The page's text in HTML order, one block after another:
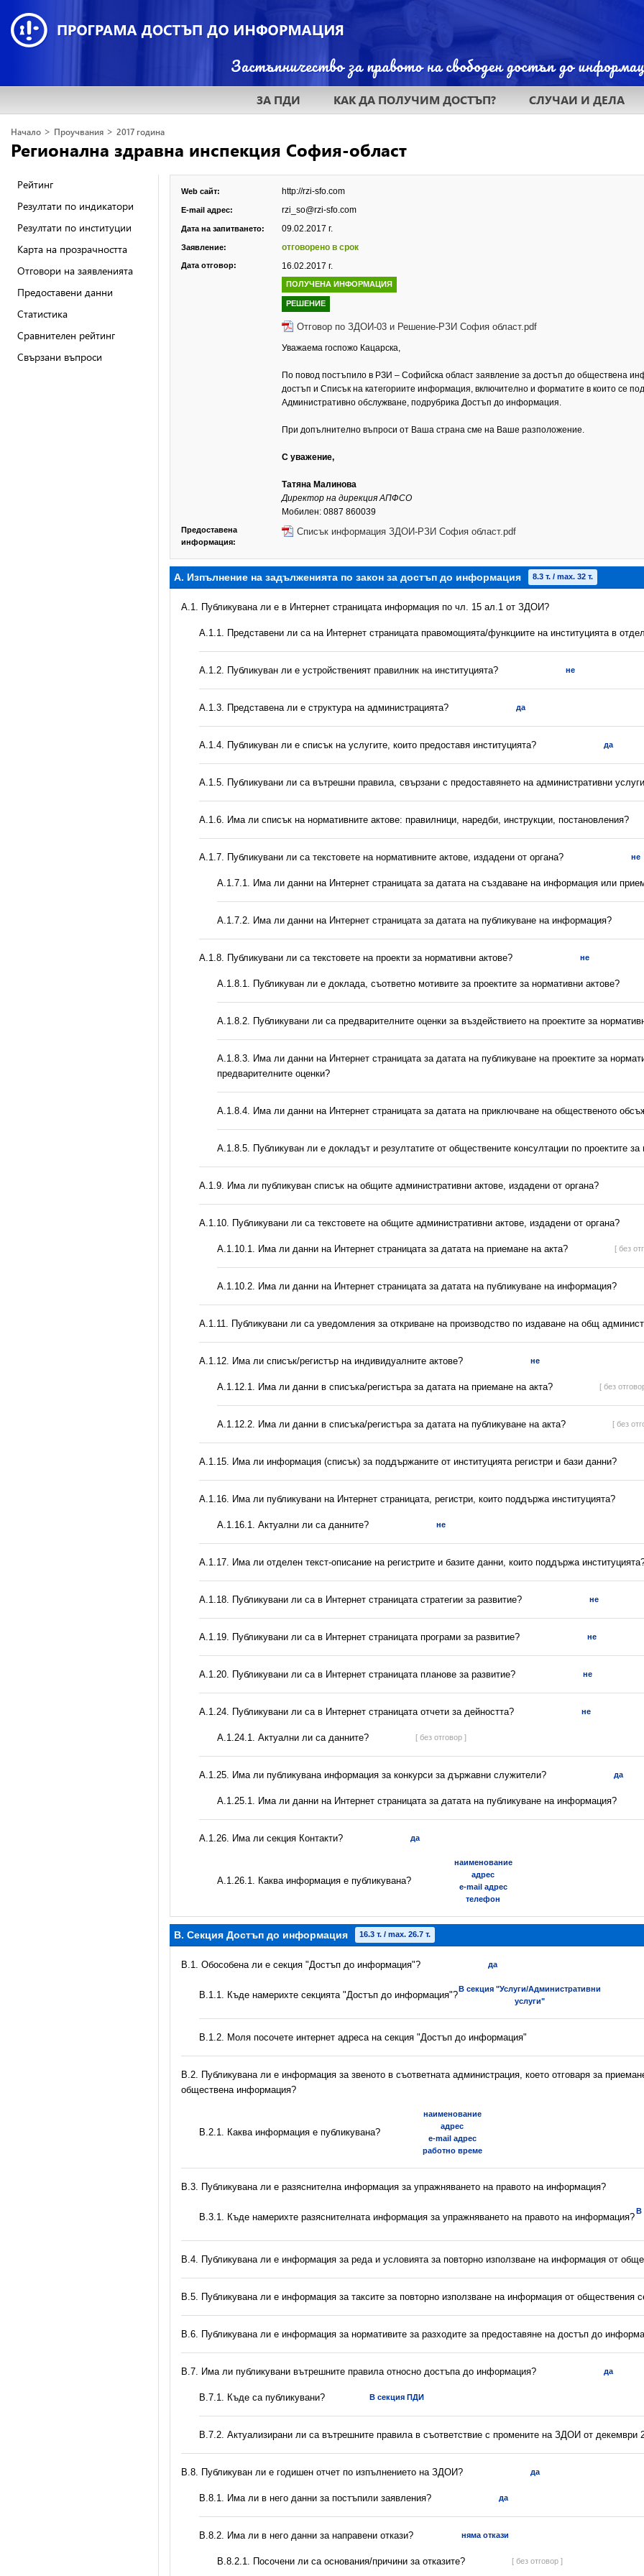
ЗА ПДИ КАК ДА ПОЛУЧИМ ДОСТЪП? СЛУЧАИ И ДЕЛА
Начало > Проучвания > 2017 година
Регионална здравна инспекция София-област
Рейтинг
Резултати по индикатори
Резултати по институции
Карта на прозрачността
Отговори на заявленията
Предоставени данни
Статистика
Сравнителен рейтинг
Свързани въпроси
Web сайт: http://rzi-sfo.com
E-mail адрес: rzi_so@rzi-sfo.com
Дата на запитването: 09.02.2017 г.
Заявление: отговорено в срок
Дата отговор: 16.02.2017 г.
ПОЛУЧЕНА ИНФОРМАЦИЯ
РЕШЕНИЕ
Отговор по ЗДОИ-03 и Решение-РЗИ София област.pdf
Уважаема госпожо Кацарска,
По повод постъпило в РЗИ – Софийска област заявление за достъп до обществена
достъп и Списък на категориите информация, включително и форматите в които се
Административно обслужване, подрубрика Достъп до информация.
При допълнително въпроси от Ваша страна сме на Ваше разположение.
С уважение,
Татяна Малинова
Директор на дирекция АПФСО
Мобилен: 0887 860039
Предоставена
информация:
Списък информация ЗДОИ-РЗИ София област.pdf
А. Изпълнение на задълженията по закон за достъп до информация 8.3 т. / max. 32 т.
A.1. Публикувана ли е в Интернет страницата информация по чл. 15 ал.1 от ЗДОИ?
А.1.1. Представени ли са на Интернет страницата правомощията/функциите на институцията в
А.1.2. Публикуван ли е устройственият правилник на институцията? не
A.1.3. Представена ли е структура на администрацията? да
А.1.4. Публикуван ли е списък на услугите, които предоставя институцията? да
А.1.5. Публикувани ли са вътрешни правила, свързани с предоставянето на административни
А.1.6. Има ли списък на нормативните актове: правилници, наредби, инструкции, постановления?
А.1.7. Публикувани ли са текстовете на нормативните актове, издадени от органа? не
A.1.7.1. Има ли данни на Интернет страницата за датата на създаване на информация или
A.1.7.2. Има ли данни на Интернет страницата за датата на публикуване на информация?
А.1.8. Публикувани ли са текстовете на проекти за нормативни актове? не
А.1.8.1. Публикуван ли е доклада, съответно мотивите за проектите за нормативни актове?
А.1.8.2. Публикувани ли са предварителните оценки за въздействието на проектите за
A.1.8.3. Има ли данни на Интернет страницата за датата на публикуване на проектите за
предварителните оценки?
A.1.8.4. Има ли данни на Интернет страницата за датата на приключване на общественото
А.1.8.5. Публикуван ли е докладът и резултатите от обществените консултации по проектите за
А.1.9. Има ли публикуван списък на общите административни актове, издадени от органа?
А.1.10. Публикувани ли са текстовете на общите административни актове, издадени от органа?
A.1.10.1. Има ли данни на Интернет страницата за датата на приемане на акта? [ без
A.1.10.2. Има ли данни на Интернет страницата за датата на публикуване на информация?
А.1.11. Публикувани ли са уведомления за откриване на производство по издаване на общ
А.1.12. Има ли списък/регистър на индивидуалните актове? не
A.1.12.1. Има ли данни в списъка/регистъра за датата на приемане на акта? [ без
A.1.12.2. Има ли данни в списъка/регистъра за датата на публикуване на акта? [ без
А.1.15. Има ли информация (списък) за поддържаните от институцията регистри и бази данни?
А.1.16. Има ли публикувани на Интернет страницата, регистри, които поддържа институцията?
A.1.16.1. Актуални ли са данните? не
А.1.17. Има ли отделен текст-описание на регистрите и базите данни, които поддържа
А.1.18. Публикувани ли са в Интернет страницата стратегии за развитие? не
А.1.19. Публикувани ли са в Интернет страницата програми за развитие? не
А.1.20. Публикувани ли са в Интернет страницата планове за развитие? не
А.1.24. Публикувани ли са в Интернет страницата отчети за дейността? не
A.1.24.1. Актуални ли са данните? [ без отговор ]
А.1.25. Има ли публикувана информация за конкурси за държавни служители? да
A.1.25.1. Има ли данни на Интернет страницата за датата на публикуване на информация?
А.1.26. Има ли секция Контакти? да
А.1.26.1. Каква информация е публикувана?
наименование
адрес
e-mail адрес
телефон
B. Секция Достъп до информация 16.3 т. / max. 26.7 т.
В.1. Обособена ли е секция "Достъп до информация"? да
В.1.1. Къде намерихте секцията "Достъп до информация"?
В секция "Услуги/Административни
услуги"
B.1.2. Моля посочете интернет адреса на секция "Достъп до информация"
В.2. Публикувана ли е информация за звеното в съответната администрация, което отговаря за
обществена информация?
B.2.1. Каква информация е публикувана?
наименование
адрес
e-mail адрес
работно време
В.3. Публикувана ли е разяснителна информация за упражняването на правото на информация?
В.3.1. Къде намерихте разяснителната информация за упражняването на правото на информация?
В
В.4. Публикувана ли е информация за реда и условията за повторно използване на информация от
В.5. Публикувана ли е информация за таксите за повторно използване на информация от обществения
В.6. Публикувана ли е информация за нормативите за разходите за предоставяне на достъп до
В.7. Има ли публикувани вътрешните правила относно достъпа до информация? да
В.7.1. Къде са публикувани? В секция ПДИ
В.7.2. Актуализирани ли са вътрешните правила в съответствие с промените на ЗДОИ от декември
В.8. Публикуван ли е годишен отчет по изпълнението на ЗДОИ? да
В.8.1. Има ли в него данни за постъпили заявления? да
В.8.2. Има ли в него данни за направени откази? няма откази
В.8.2.1. Посочени ли са основания/причини за отказите? [ без отговор ]